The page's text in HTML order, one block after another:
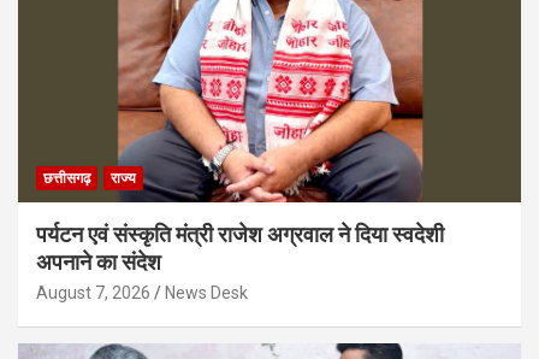
छत्तीसगढ़ राज्य
पर्यटन एवं संस्कृति मंत्री राजेश अग्रवाल ने दिया स्वदेशी
अपनाने का संदेश
August 7, 2026 News Desk